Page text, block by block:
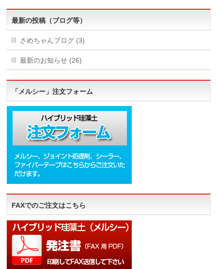
最新の投稿（ブログ等）
さめちゃんブログ (3)
最新のお知らせ (26)
「メルシー」注文フォーム
FAXでのご注文はこちら